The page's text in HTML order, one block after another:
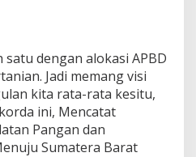
dengan alokasi APBD
Jadi memang visi
kita rata-rata kesitu,
ini, Mencatat
Pangan dan
Sumatera Barat